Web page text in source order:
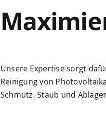
Unsere Expertise sorgt
Reinigung von
Schmutz, Staub und